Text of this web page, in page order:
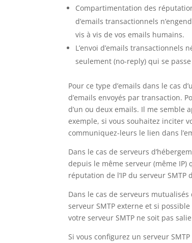
Compartimentation des
d’emails transactionnels
vis à vis de vos emails humains.
L’envoi d’emails transactionnels
seulement (no-reply) qui se passe
Pour ce type d’emails dans le cas
d’emails envoyés par transaction.
d’un ou deux emails. Il me semble
exemple, si vous souhaitez inciter
communiquez-leurs le lien dans
Dans le cas de serveurs
depuis le même serveur (même
réputation de l’IP du serveur
Dans le cas de serveurs
serveur SMTP externe et si
votre serveur SMTP ne soit pas
Si vous configurez un serveur